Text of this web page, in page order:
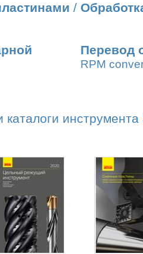
/
Перевод
RPM
каталоги инструмента